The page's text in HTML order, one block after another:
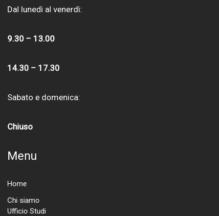
Dal lunedì al venerdì:
9.30 – 13.00
14.30 – 17.30
Sabato e domenica:
Chiuso
Menu
Home
Chi siamo
Ufficio Studi